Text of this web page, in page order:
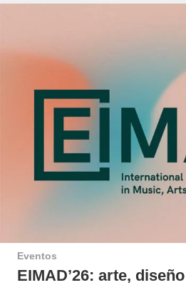
Eventos
EIMAD’26: arte,